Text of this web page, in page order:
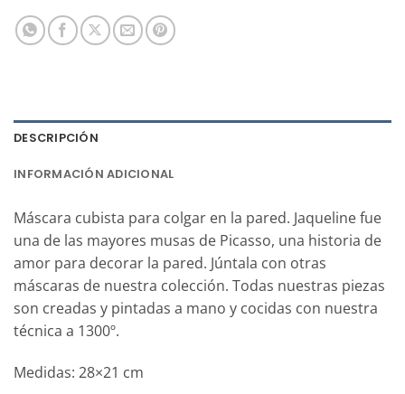
DESCRIPCIÓN
INFORMACIÓN ADICIONAL
Máscara cubista para colgar en la pared. Jaqueline fue
una de las mayores musas de Picasso, una historia de
amor para decorar la pared. Júntala con otras
máscaras de nuestra colección. Todas nuestras piezas
son creadas y pintadas a mano y cocidas con nuestra
técnica a 1300º.
Medidas: 28×21 cm